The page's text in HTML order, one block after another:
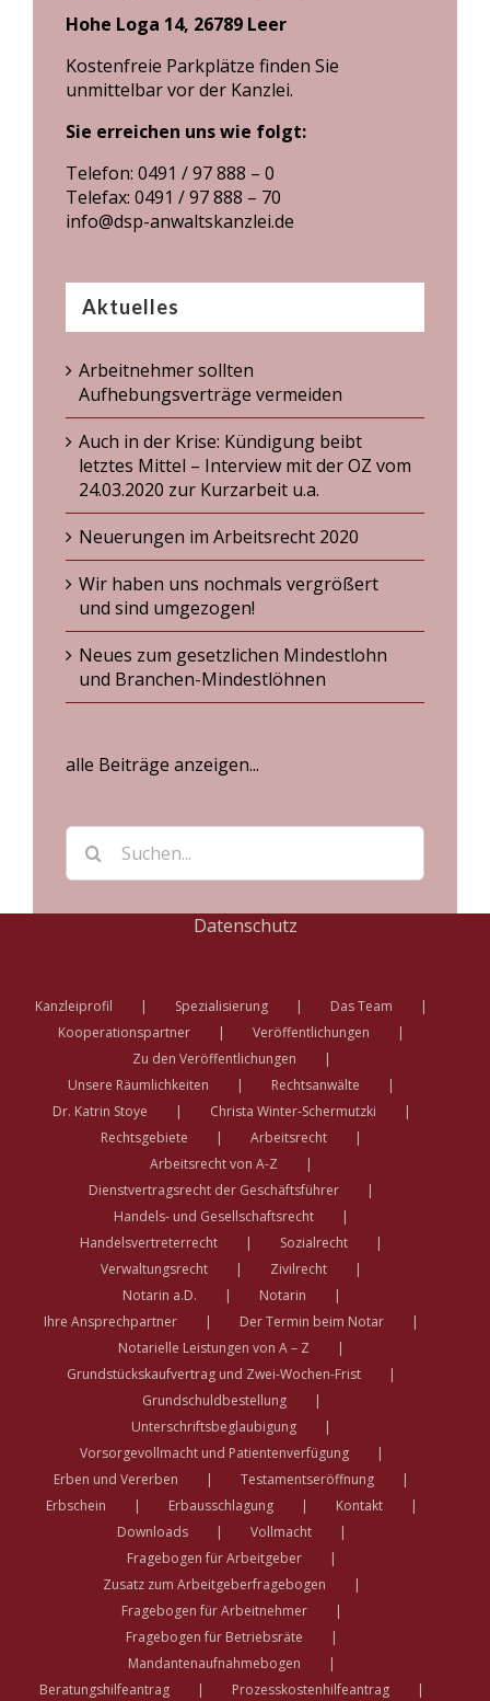
Hohe Loga 14, 26789 Leer
Kostenfreie Parkplätze finden Sie
unmittelbar vor der Kanzlei.
Sie erreichen uns wie folgt:
Telefon: 0491 / 97 888 – 0
Telefax: 0491 / 97 888 – 70
info@dsp-anwaltskanzlei.de
Aktuelles
Arbeitnehmer sollten
Aufhebungsverträge vermeiden
Auch in der Krise: Kündigung beibt
letztes Mittel – Interview mit der OZ vom
24.03.2020 zur Kurzarbeit u.a.
Neuerungen im Arbeitsrecht 2020
Wir haben uns nochmals vergrößert
und sind umgezogen!
Neues zum gesetzlichen Mindestlohn
und Branchen-Mindestlöhnen
alle Beiträge anzeigen...
Suche
nach:
Datenschutz
Kanzleiprofil Spezialisierung
Das Team
Kooperationspartner
Veröffentlichungen
Zu den Veröffentlichungen
Unsere Räumlichkeiten
Rechtsanwälte
Dr. Katrin Stoye
Christa Winter-Schermutzki
Rechtsgebiete
Arbeitsrecht
Arbeitsrecht von A-Z
Dienstvertragsrecht der Geschäftsführer
Handels- und Gesellschaftsrecht
Handelsvertreterrecht
Sozialrecht
Verwaltungsrecht
Zivilrecht
Notarin a.D.
Notarin
Ihre Ansprechpartner
Der Termin beim Notar
Notarielle Leistungen von A – Z
Grundstückskaufvertrag und Zwei-Wochen-Frist
Grundschuldbestellung
Unterschriftsbeglaubigung
Vorsorgevollmacht und Patientenverfügung
Erben und Vererben
Testamentseröffnung
Erbschein
Erbausschlagung
Kontakt
Downloads
Vollmacht
Fragebogen für Arbeitgeber
Zusatz zum Arbeitgeberfragebogen
Fragebogen für Arbeitnehmer
Fragebogen für Betriebsräte
Mandantenaufnahmebogen
Beratungshilfeantrag
Prozesskostenhilfeantrag